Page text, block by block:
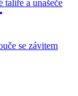
talíře a unašeče
se závitem